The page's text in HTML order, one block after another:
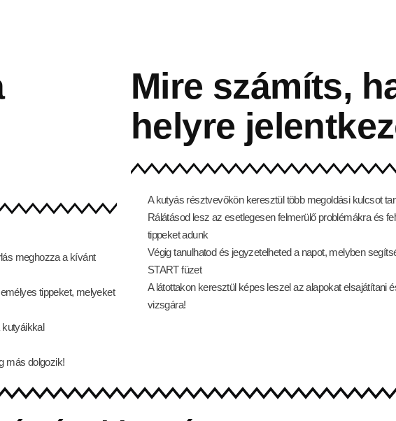
meghozza a kívánt
tippeket, melyeket
kutyáikkal
más dolgozik!
Mire számíts,
helyre
A kutyás résztvevőkön keresztül több megoldási kulcsot
Rálátásod lesz az esetlegesen felmerülő problémákra és
tippeket adunk
Végig tanulhatod és jegyzetelheted a napot, melyben
START füzet
A látottakon keresztül képes leszel az alapokat elsajátítani
vizsgára!